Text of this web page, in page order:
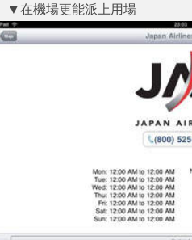
▼在機場更能派上用場